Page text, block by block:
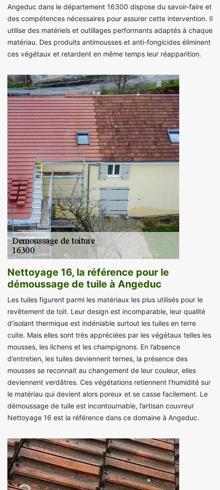
Angeduc dans le département 16300 dispose du savoir-faire et
des compétences nécessaires pour assurer cette intervention. Il
utilise des matériels et outillages performants adaptés à chaque
matériau. Des produits antimousses et anti-fongicides éliminent
ces végétaux et retardent en même temps leur réapparition.
Nettoyage 16, la référence pour le
démoussage de tuile à Angeduc
Les tuiles figurent parmi les matériaux les plus utilisés pour le
revêtement de toit. Leur design est incomparable, leur qualité
d’isolant thermique est indéniable surtout les tuiles en terre
cuite. Mais elles sont très appréciées par les végétaux telles les
mousses, les lichens et les champignons. En l’absence
d’entretien, les tuiles deviennent ternes, la présence des
mousses se reconnait au changement de leur couleur, elles
deviennent verdâtres. Ces végétations retiennent l’humidité sur
le matériau qui devient alors poreux et se casse facilement. Le
démoussage de tuile est incontournable, l’artisan couvreur
Nettoyage 16 est la référence dans ce domaine à Angeduc.